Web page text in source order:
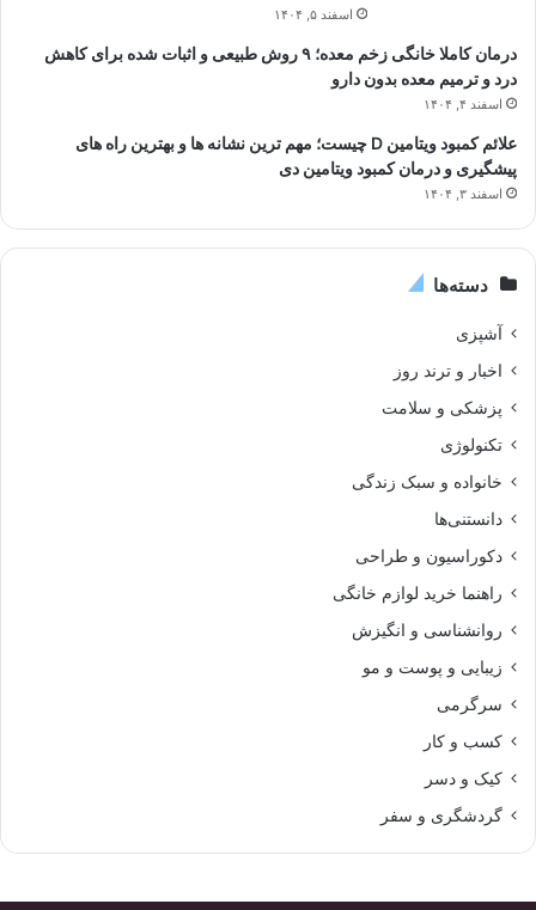
اسفند ۵, ۱۴۰۴
درمان کاملا خانگی زخم معده؛ ۹ روش طبیعی و اثبات شده برای کاهش
درد و ترمیم معده بدون دارو
اسفند ۴, ۱۴۰۴
علائم کمبود ویتامین D چیست؛ مهم ترین نشانه ها و بهترین راه های
پیشگیری و درمان کمبود ویتامین دی
اسفند ۳, ۱۴۰۴
دسته‌ها
آشپزی
اخبار و ترند روز
پزشکی و سلامت
تکنولوژی
خانواده و سبک زندگی
دانستنی‌ها
دکوراسیون و طراحی
راهنما خرید لوازم خانگی
روانشناسی و انگیزش
زیبایی و پوست و مو
سرگرمی
کسب و کار
کیک و دسر
گردشگری و سفر